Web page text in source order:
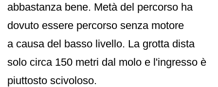
abbastanza bene. Metà del percorso ha
dovuto essere percorso senza motore
a causa del basso livello. La grotta dista
solo circa 150 metri dal molo e l'ingresso è
piuttosto scivoloso.